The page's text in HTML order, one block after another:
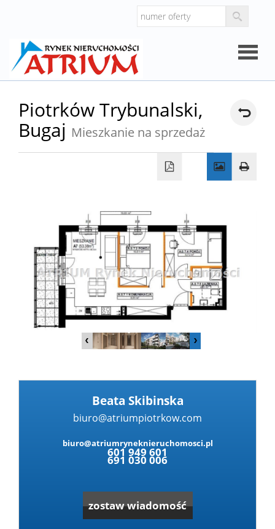
firmie
Domy
Piotrków Trybunalski,
Bugaj Mieszkanie na sprzedaż
Beata Skibinska
biuro@atriumpiotrkow.com
biuro@atriumryneknieruchomosci.pl
601 949 601
691 030 006
zostaw wiadomość